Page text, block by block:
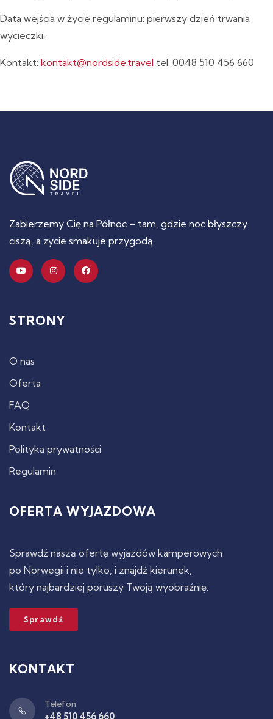
Data wejścia w życie regulaminu: pierwszy dzień trwania
wycieczki.
Kontakt: kontakt@nordside.travel tel: 0048 510 456 660
Zabierzemy Cię na Północ – tam, gdzie noc błyszczy
ciszą, a życie smakuje przygodą.
STRONY
O nas
Oferta
FAQ
Kontakt
Polityka prywatności
Regulamin
OFERTA WYJAZDOWA
Sprawdź naszą ofertę wyjazdów kamperowych
po Norwegii i nie tylko, i znajdź kierunek,
który najbardziej poruszy Twoją wyobraźnię.
Sprawdź
KONTAKT
Telefon
+48 510 456 660